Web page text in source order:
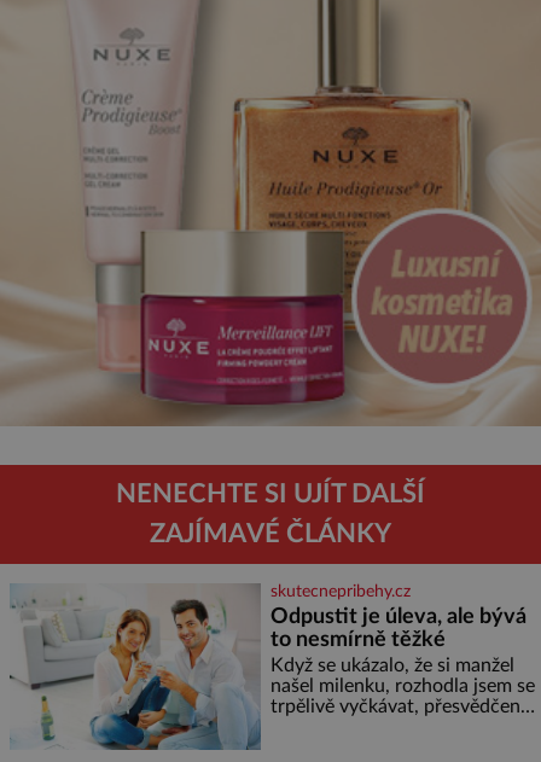
NENECHTE SI UJÍT DALŠÍ
ZAJÍMAVÉ ČLÁNKY
skutecnepribehy.cz
Odpustit je úleva, ale bývá
to nesmírně těžké
Když se ukázalo, že si manžel
našel milenku, rozhodla jsem se
trpělivě vyčkávat, přesvědčena,